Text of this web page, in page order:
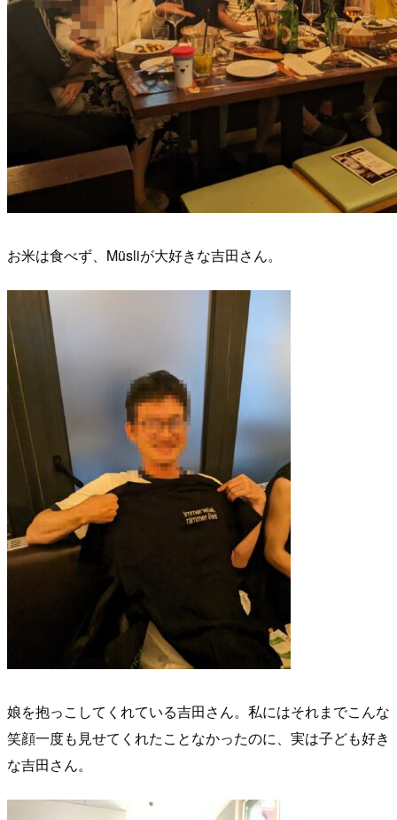
お米は食べず、Müsliが大好きな吉田さん。
娘を抱っこしてくれている吉田さん。私にはそれまでこんな
笑顔一度も見せてくれたことなかったのに、実は子ども好き
な吉田さん。